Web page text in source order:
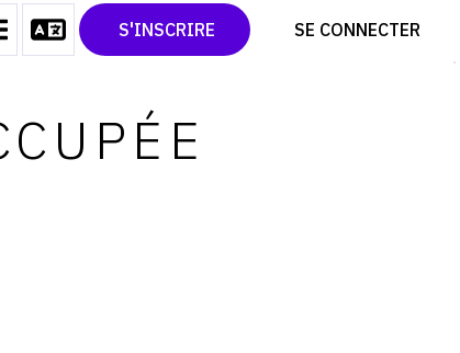
S'INSCRIRE SE CONNECTER
CGU
TWITTER
PINTEREST